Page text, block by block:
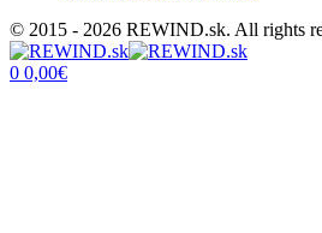
© 2015 - 2026 REWIND.sk. All rights
0 0,00€